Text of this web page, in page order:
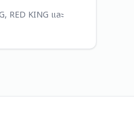
RED KING และ